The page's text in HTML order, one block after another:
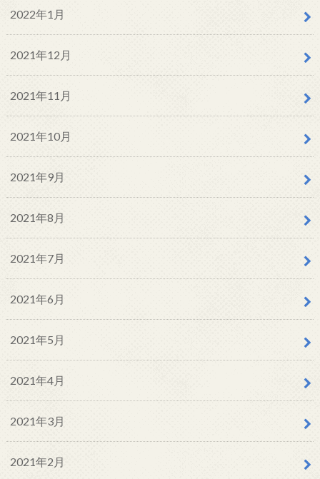
2022年1月
2021年12月
2021年11月
2021年10月
2021年9月
2021年8月
2021年7月
2021年6月
2021年5月
2021年4月
2021年3月
2021年2月